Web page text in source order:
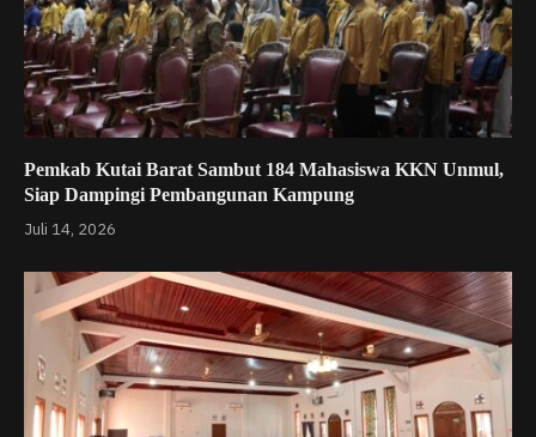
Pemkab Kutai Barat Sambut 184 Mahasiswa KKN Unmul,
Siap Dampingi Pembangunan Kampung
Juli 14, 2026